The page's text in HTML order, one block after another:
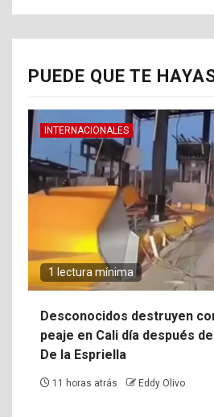
PUEDE QUE TE
INTERNACIONALES
1 lectura mínima
Desconocidos destruyen
peaje en Cali día después
De la Espriella
11 horas atrás Eddy Olivo